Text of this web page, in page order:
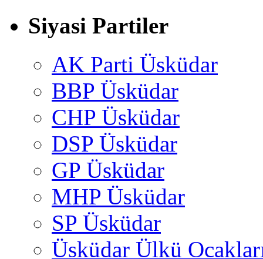
Siyasi Partiler
AK Parti Üsküdar
BBP Üsküdar
CHP Üsküdar
DSP Üsküdar
GP Üsküdar
MHP Üsküdar
SP Üsküdar
Üsküdar Ülkü